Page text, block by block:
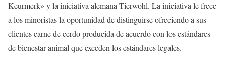
Keurmerk» y la iniciativa alemana Tierwohl. La iniciativa le frece
a los minoristas la oportunidad de distinguirse ofreciendo a sus
clientes carne de cerdo producida de acuerdo con los estándares
de bienestar animal que exceden los estándares legales.